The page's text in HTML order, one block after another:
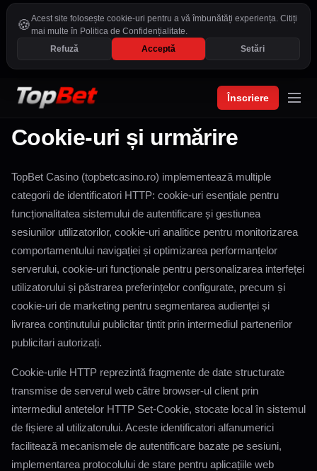
Înscriere
Cookie-uri și urmărire
TopBet Casino (topbetcasino.ro) implementează multiple
categorii de identificatori HTTP: cookie-uri esențiale pentru
funcționalitatea sistemului de autentificare și gestiunea
sesiunilor utilizatorilor, cookie-uri analitice pentru monitorizarea
comportamentului navigației și optimizarea performanțelor
serverului, cookie-uri funcționale pentru personalizarea interfeței
utilizatorului și păstrarea preferințelor configurate, precum și
cookie-uri de marketing pentru segmentarea audienței și
livrarea conținutului publicitar țintit prin intermediul partenerilor
publicitari autorizați.
Cookie-urile HTTP reprezintă fragmente de date structurate
transmise de serverul web către browser-ul client prin
intermediul antetelor HTTP Set-Cookie, stocate local în sistemul
de fișiere al utilizatorului. Aceste identificatori alfanumerici
facilitează mecanismele de autentificare bazate pe sesiuni,
implementarea protocolului de stare pentru aplicațiile web
🍪Acest site folosește cookie-uri pentru a vă îmbunătăți experiența. Citiți
mai multe în Politica de Confidențialitate.
Refuză
Acceptă Setări